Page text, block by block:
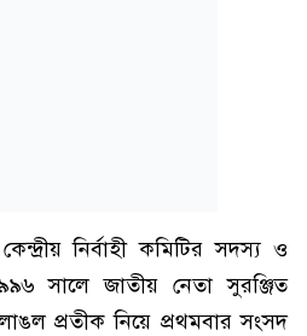
নির্বাহী কমিটির সদস্য ও
সালে জাতীয় নেতা সুরঞ্জিত
প্রতীক নিয়ে প্রথমবার সংসদ